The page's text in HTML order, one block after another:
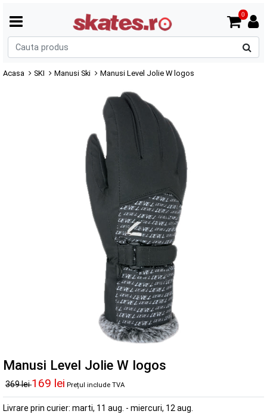
0
Acasa SKI Manusi Ski Manusi Level Jolie W logos
Manusi Level Jolie W logos
369 lei169 lei Prețul include TVA
Livrare prin curier: marti, 11 aug. - miercuri, 12 aug.